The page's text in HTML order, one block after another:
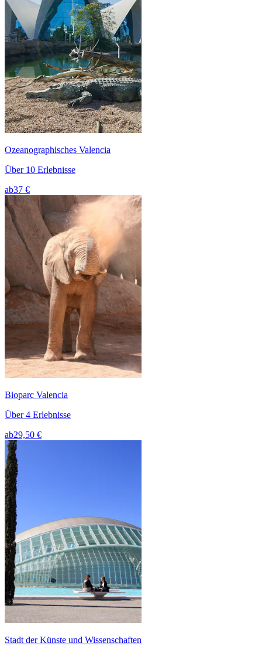
Ozeanographisches Valencia
Über 10 Erlebnisse
ab37 €
Bioparc Valencia
Über 4 Erlebnisse
ab29,50 €
Stadt der Künste und Wissenschaften